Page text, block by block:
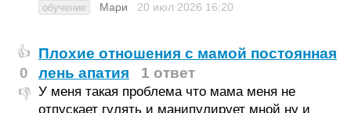
обучение
Мари 20 июл 2026 16:20
👍
0
👎
Плохие отношения с мамой постоянная
лень апатия
1 ответ
У меня такая проблема что мама меня не
отпускает гулять и манипулирует мной ну и